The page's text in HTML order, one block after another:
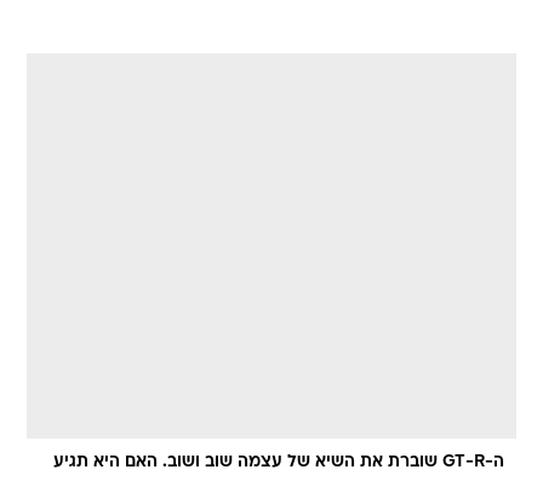
ה-GT-R שוברת את השיא של עצמה שוב ושוב. האם היא תגיע